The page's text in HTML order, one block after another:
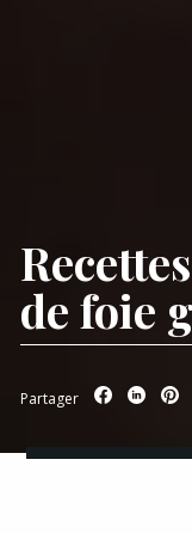
de foie
Partager